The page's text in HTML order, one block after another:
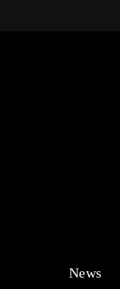
News